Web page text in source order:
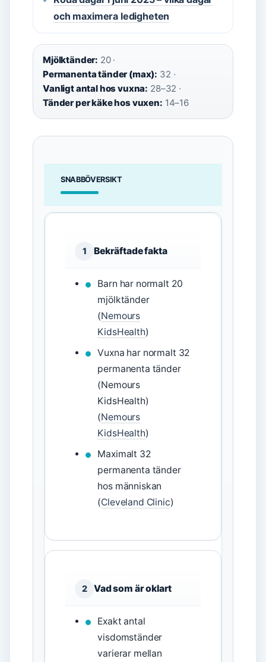
och maximera ledigheten
Mjölktänder: 20 ·
Permanenta tänder (max): 32 ·
Vanligt antal hos vuxna: 28–32 ·
Tänder per käke hos vuxen: 14–16
SNABBÖVERSIKT
1 Bekräftade fakta
Barn har normalt 20
mjölktänder
(Nemours
KidsHealth)
Vuxna har normalt 32
permanenta tänder
(Nemours
KidsHealth)
(Nemours
KidsHealth)
Maximalt 32
permanenta tänder
hos människan
(Cleveland Clinic)
2 Vad som är oklart
Exakt antal
visdomständer
varierar mellan